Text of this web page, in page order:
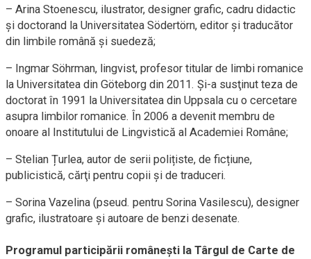
– Arina Stoenescu, ilustrator, designer grafic, cadru didactic
și doctorand la Universitatea Södertörn, editor şi traducător
din limbile română şi suedeză;
– Ingmar Söhrman, lingvist, profesor titular de limbi romanice
la Universitatea din Göteborg din 2011. Şi-a susţinut teza de
doctorat în 1991 la Universitatea din Uppsala cu o cercetare
asupra limbilor romanice. În 2006 a devenit membru de
onoare al Institutului de Lingvistică al Academiei Române;
– Stelian Țurlea, autor de serii polițiste, de ficțiune,
publicistică, cărţi pentru copii şi de traduceri.
– Sorina Vazelina (pseud. pentru Sorina Vasilescu), designer
grafic, ilustratoare și autoare de benzi desenate.
Programul participării româneşti la Târgul de Carte de